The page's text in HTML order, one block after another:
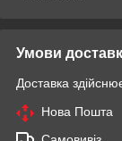
Умови
Доставка
Нова Пошта